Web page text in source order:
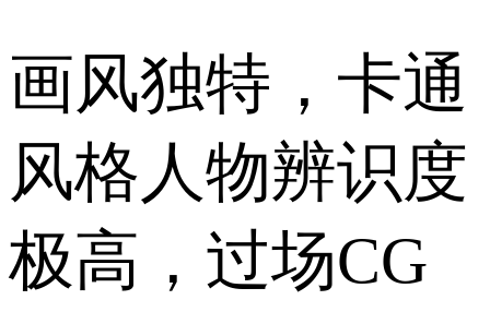
画风独特，卡通
风格人物辨识度
极高，过场CG